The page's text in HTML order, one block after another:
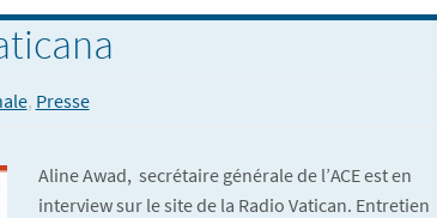
, Presse
Aline Awad, secrétaire générale de l’ACE est en
interview sur le site de la Radio Vatican. Entretien